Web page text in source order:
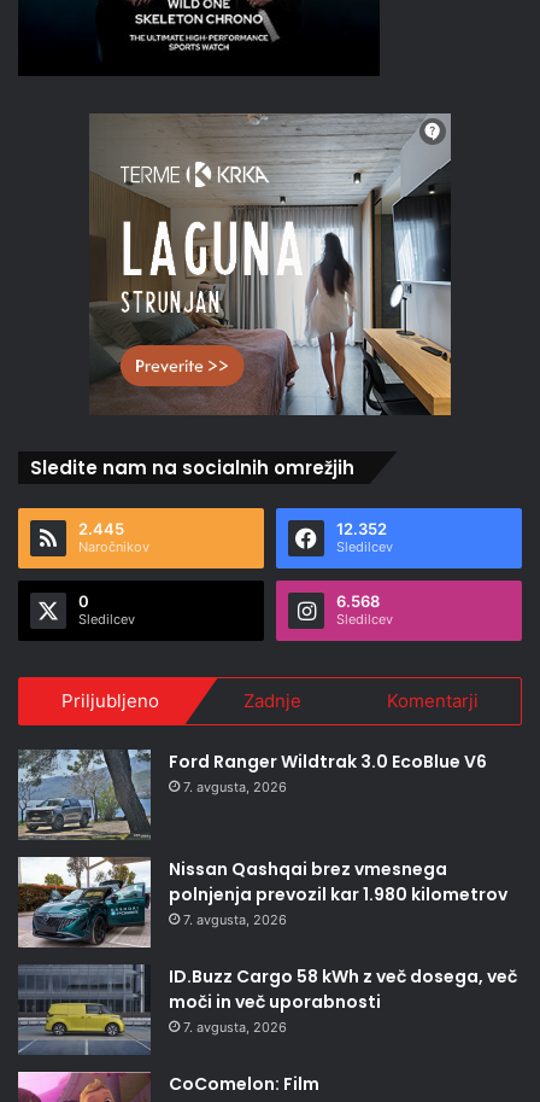
Sledite nam na socialnih omrežjih
2.445
Naročnikov
12.352
Sledilcev
0
Sledilcev
6.568
Sledilcev
Priljubljeno Zadnje Komentarji
Ford Ranger Wildtrak 3.0 EcoBlue V6
7. avgusta, 2026
Nissan Qashqai brez vmesnega
polnjenja prevozil kar 1.980 kilometrov
7. avgusta, 2026
ID.Buzz Cargo 58 kWh z več dosega, več
moči in več uporabnosti
7. avgusta, 2026
CoComelon: Film